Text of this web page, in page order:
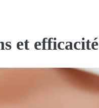
et efficacité